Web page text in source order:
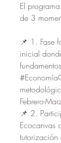
El
de 3
📌 1. Fase
inicial
Febrero-
📌 2.
Ecocanvas